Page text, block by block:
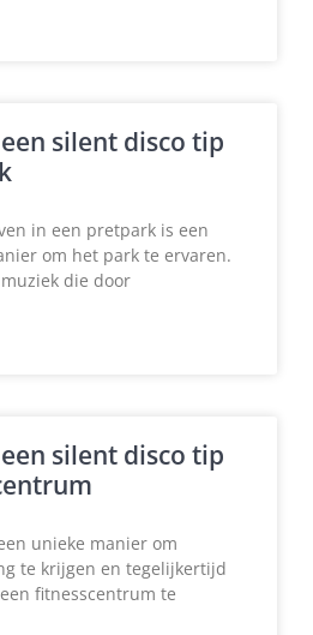
silent disco tip
in een pretpark is een
om het park te ervaren.
die door
silent disco tip
unieke manier om
te krijgen en tegelijkertijd
fitnesscentrum te